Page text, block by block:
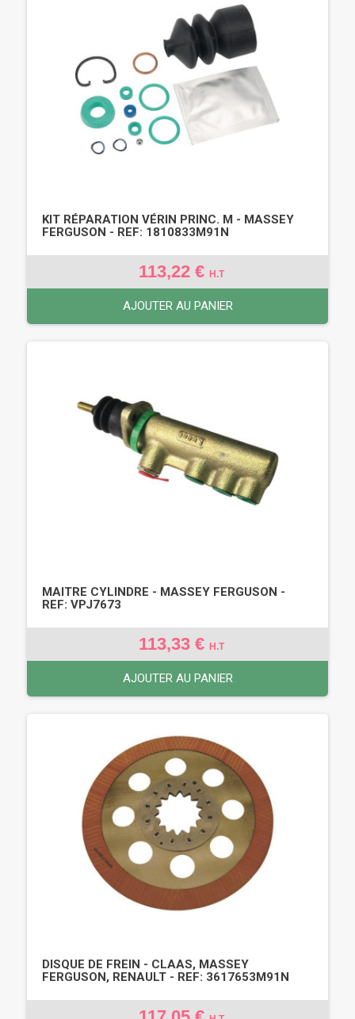
KIT RÉPARATION VÉRIN PRINC. M - MASSEY
FERGUSON - REF: 1810833M91N
113,22 € H.T
AJOUTER AU PANIER
MAITRE CYLINDRE - MASSEY FERGUSON -
REF: VPJ7673
113,33 € H.T
AJOUTER AU PANIER
DISQUE DE FREIN - CLAAS, MASSEY
FERGUSON, RENAULT - REF: 3617653M91N